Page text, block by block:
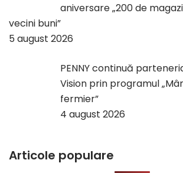
aniversare „200 de
vecini buni”
5 august 2026
PENNY continuă
Vision prin programul
fermier”
4 august 2026
Articole populare